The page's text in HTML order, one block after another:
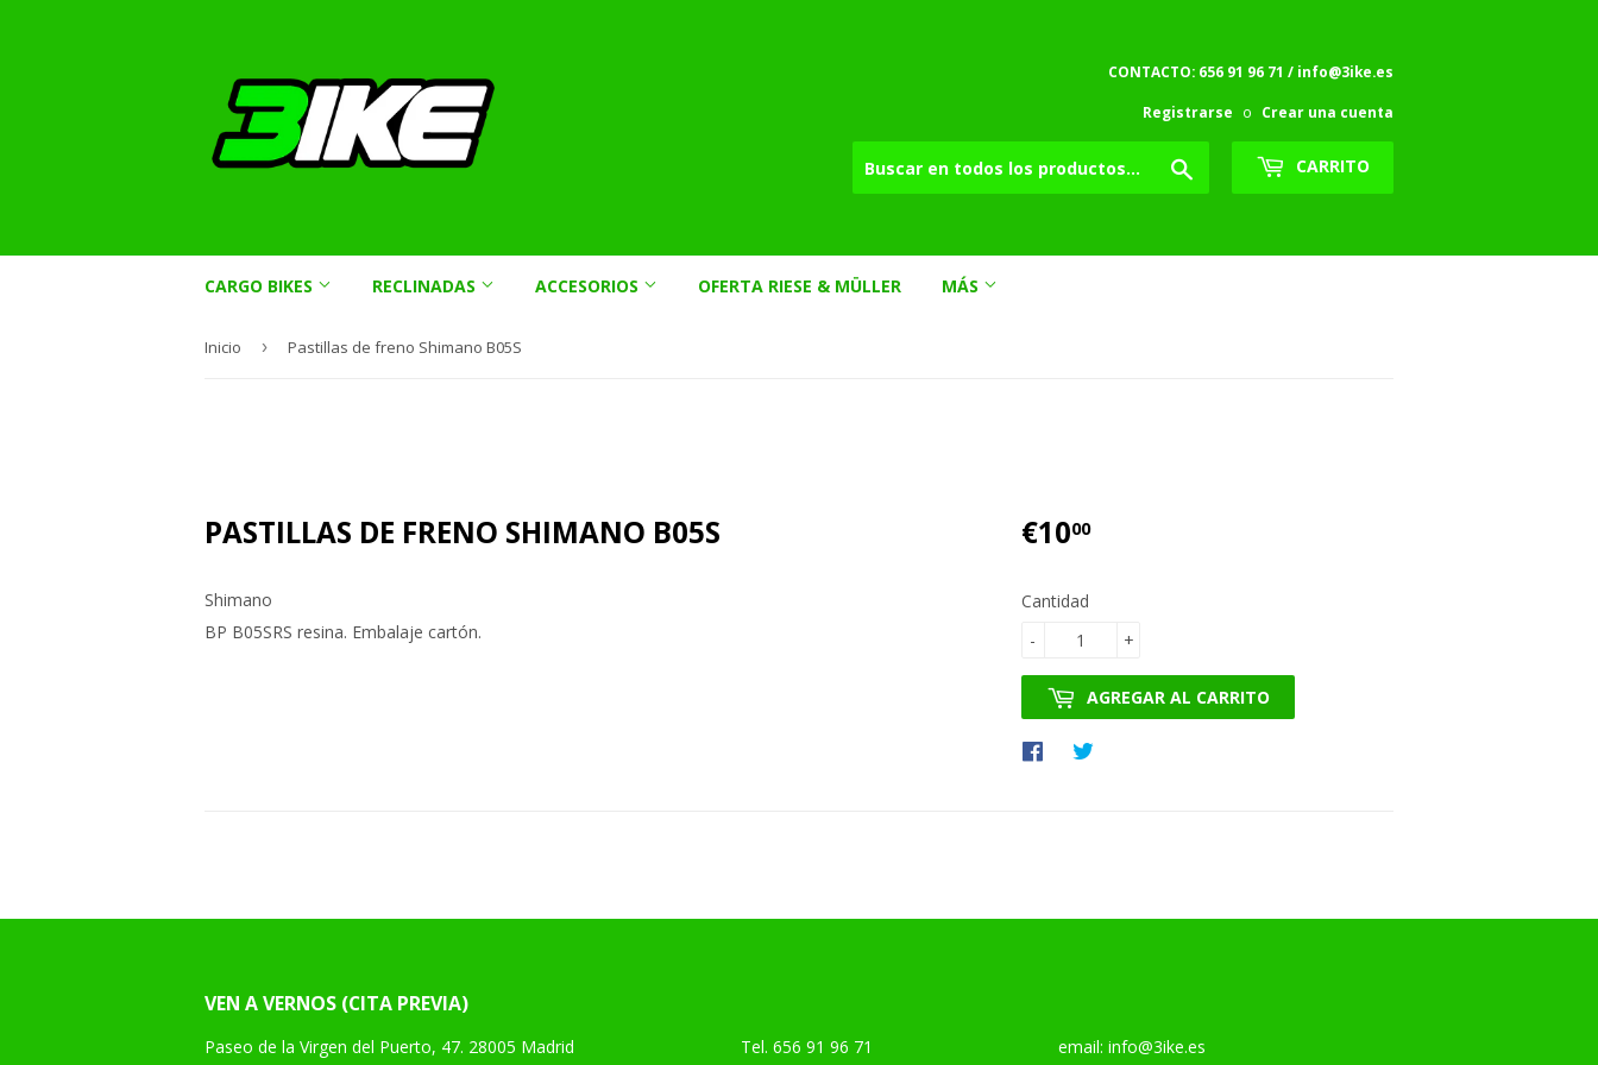
CONTACTO: 656 91 96 71 / info@3ike.es
Registrarse o Crear una cuenta
CARRITO
CARGO BIKES RECLINADAS ACCESORIOS OFERTA RIESE & MÜLLER MÁS
Inicio › Pastillas de freno Shimano B05S
PASTILLAS DE FRENO SHIMANO B05S
Shimano
BP B05SRS resina. Embalaje cartón.
€1000€10.00
Cantidad
+
-
AGREGAR AL CARRITO
Compartir
VEN A VERNOS (CITA PREVIA)
Paseo de la Virgen del Puerto, 47. 28005 Madrid Tel. 656 91 96 71 email: info@3ike.es